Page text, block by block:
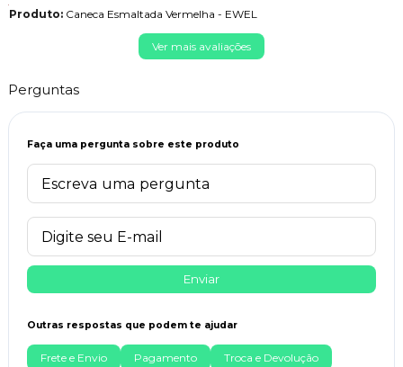
Produto:Caneca Esmaltada Vermelha - EWEL
Ver mais avaliações
Perguntas
Faça uma pergunta sobre este produto
Enviar
Outras respostas que podem te ajudar
Frete e Envio Pagamento Troca e Devolução